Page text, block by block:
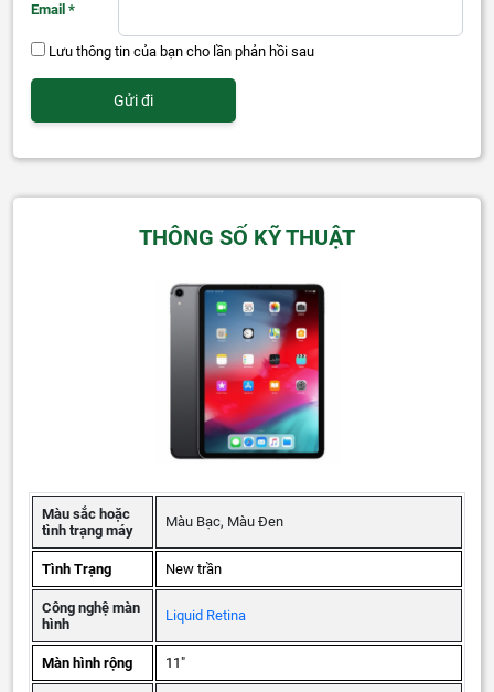
Email *
Lưu thông tin của bạn cho lần phản hồi sau
THÔNG SỐ KỸ THUẬT
Màu sắc hoặc
tình trạng máy
Màu Bạc, Màu Đen
Tình Trạng New trần
Công nghệ màn
hình
Liquid Retina
Màn hình rộng 11"